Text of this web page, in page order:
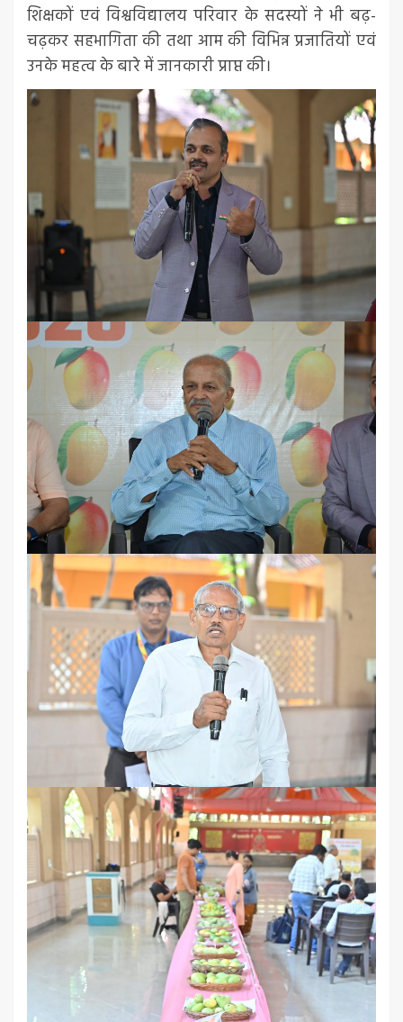
शिक्षकों एवं विश्वविद्यालय परिवार के सदस्यों ने भी बढ़-
चढ़कर सहभागिता की तथा आम की विभिन्न प्रजातियों एवं
उनके महत्व के बारे में जानकारी प्राप्त की।